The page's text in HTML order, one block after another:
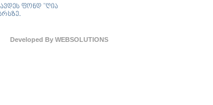
ფონდ ”ღია
Developed By WEBSOLUTIONS